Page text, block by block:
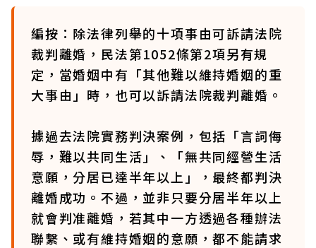
編按：除法律列舉的十項事由可訴請法院
裁判離婚，民法第1052條第2項另有規
定，當婚姻中有「其他難以維持婚姻的重
大事由」時，也可以訴請法院裁判離婚。
據過去法院實務判決案例，包括「言詞侮
辱，難以共同生活」、「無共同經營生活
意願，分居已達半年以上」，最終都判決
離婚成功。不過，並非只要分居半年以上
就會判准離婚，若其中一方透過各種辦法
聯繫、或有維持婚姻的意願，都不能請求